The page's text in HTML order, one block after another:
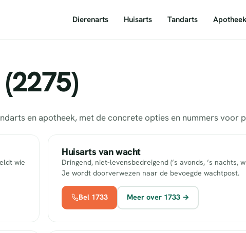
Dierenarts Huisarts Tandarts Apotheek
en apotheek, met de concrete opties en nummers voor
wie
Huisarts van wacht
Dringend, niet-levensbedreigend (’s avonds, ’s nachts,
Je wordt doorverwezen naar de bevoegde wachtpost.
Bel 1733 Meer over 1733 →